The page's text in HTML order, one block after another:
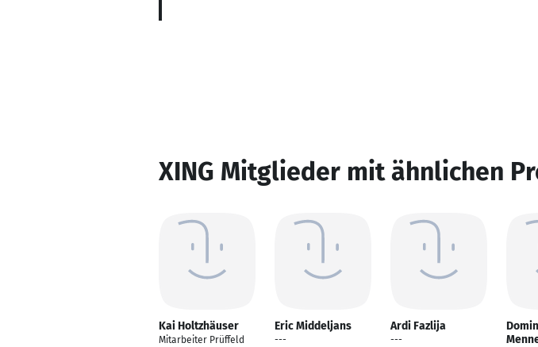
XING Mitglieder mit ähnlichen
Kai Holtzhäuser
Mitarbeiter Prüffeld
Eric Middeljans
---
Ardi Fazlija
---